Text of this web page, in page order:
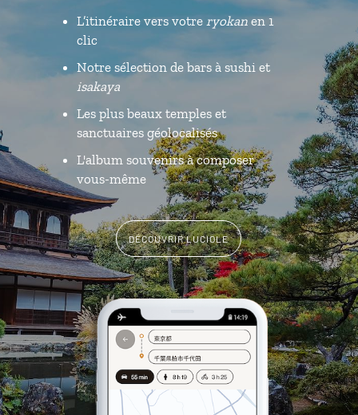
L’itinéraire vers votre ryokanen 1
clic
Notre sélection de bars à sushi et
isakaya
Les plus beaux temples et
sanctuaires géolocalisés
L'album souvenirs à composer
vous-même
DÉCOUVRIR LUCIOLE